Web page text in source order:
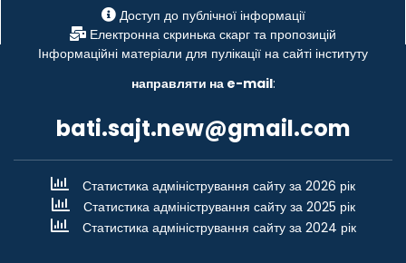
Доступ до публічної інформації
Електронна скринька скарг та пропозицій
Інформаційні матеріали для пулікації на сайті інституту
направляти на e-mail:
bati.sajt.new@gmail.com
Статистика адміністрування сайту за 2026 рік
Статистика адміністрування сайту за 2025 рік
Статистика адміністрування сайту за 2024 рік